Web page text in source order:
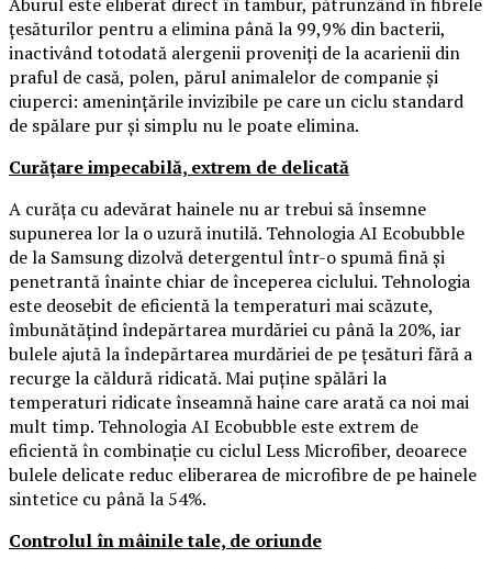
țesăturilor pentru a elimina până la 99,9% din bacterii,
inactivând totodată alergenii proveniți de la acarienii din
praful de casă, polen, părul animalelor de companie și
ciuperci: amenințările invizibile pe care un ciclu standard
de spălare pur și simplu nu le poate elimina.
Curățare impecabilă, extrem de delicată
A curăța cu adevărat hainele nu ar trebui să însemne
supunerea lor la o uzură inutilă. Tehnologia AI Ecobubble
de la Samsung dizolvă detergentul într-o spumă fină și
penetrantă înainte chiar de începerea ciclului. Tehnologia
este deosebit de eficientă la temperaturi mai scăzute,
îmbunătățind îndepărtarea murdăriei cu până la 20%, iar
bulele ajută la îndepărtarea murdăriei de pe țesături fără a
recurge la căldură ridicată. Mai puține spălări la
temperaturi ridicate înseamnă haine care arată ca noi mai
mult timp. Tehnologia AI Ecobubble este extrem de
eficientă în combinație cu ciclul Less Microfiber, deoarece
bulele delicate reduc eliberarea de microfibre de pe hainele
sintetice cu până la 54%.
Controlul în mâinile tale, de oriunde